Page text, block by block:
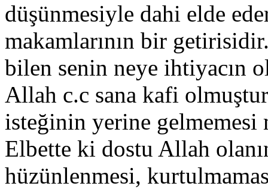
düşünmesiyle dahi elde
makamlarının bir
bilen senin neye ihtiyacın
Allah c.c sana kafi
isteğinin yerine gelmemesi
Elbette ki dostu Allah
hüzünlenmesi,